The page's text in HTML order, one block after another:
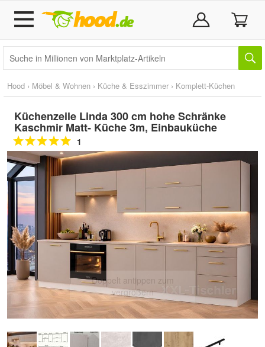
Hood › Möbel & Wohnen › Küche & Esszimmer › Komplett-Küchen
Küchenzeile Linda 300 cm hohe Schränke
Kaschmir Matt- Küche 3m, Einbauküche
1
Doppelt antippen zum
vergrößern